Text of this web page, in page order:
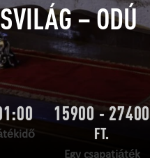
– ODÚ
15900 - 27400
FT.
Egy csapatjáték